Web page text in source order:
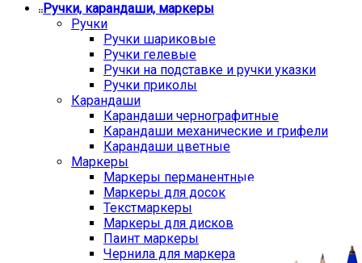
Ручки, карандаши, маркеры
Ручки
Ручки шариковые
Ручки гелевые
Ручки на подставке и ручки указки
Ручки приколы
Карандаши
Карандаши чернографитные
Карандаши механические и грифели
Карандаши цветные
Маркеры
Маркеры перманентные
Маркеры для досок
Текстмаркеры
Маркеры для дисков
Паинт маркеры
Чернила для маркера